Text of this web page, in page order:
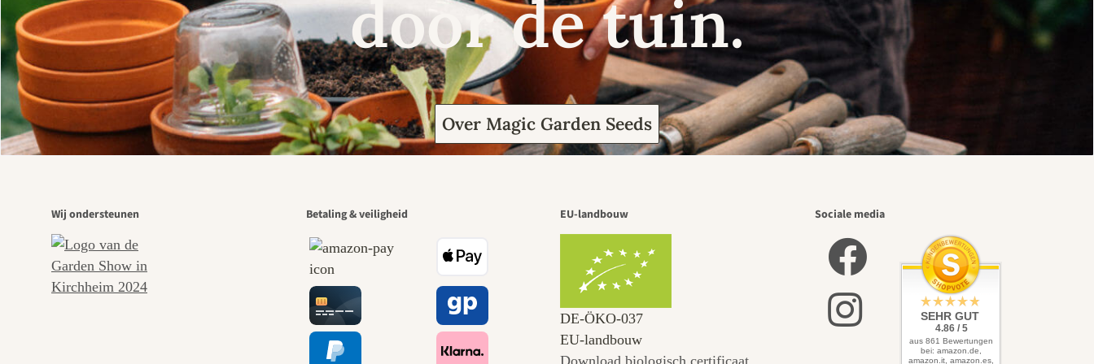
door de tuin.
Over Magic Garden Seeds
Wij ondersteunen Betaling & veiligheid EU-landbouw
DE‑ÖKO‑037
EU-landbouw
Download biologisch certificaat
Sociale media
SEHR GUT
4.86 / 5
aus 861 Bewertungen
bei: amazon.de,
amazon.it, amazon.es,